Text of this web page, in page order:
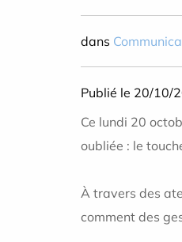
dans
Publié le 20/10/
Ce lundi 20
oubliée : le
À travers des
comment des